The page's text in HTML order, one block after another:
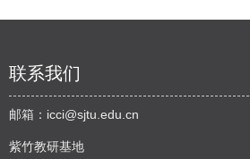
联系我们
邮箱： icci@sjtu.edu.cn
紫竹教研基地